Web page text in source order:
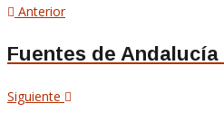
Navegación
de
AnteriorArtículo
Fuentes de Andalucía
Siguiente